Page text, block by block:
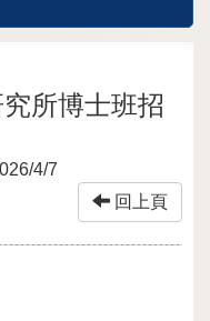
所博士班招
4/7
回上頁